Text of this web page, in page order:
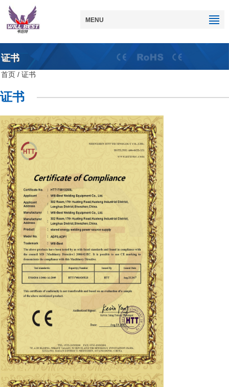
MENU
证书
首页 / 证书
证书